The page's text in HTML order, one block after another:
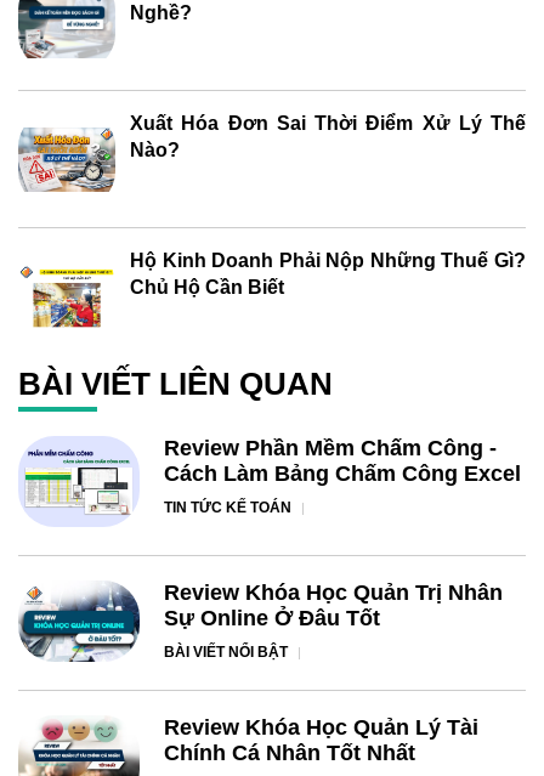
Nghề?
Xuất Hóa Đơn Sai Thời Điểm Xử Lý Thế
Nào?
Hộ Kinh Doanh Phải Nộp Những Thuế Gì?
Chủ Hộ Cần Biết
BÀI VIẾT LIÊN QUAN
Review Phần Mềm Chấm Công -
Cách Làm Bảng Chấm Công Excel
TIN TỨC KẾ TOÁN
Review Khóa Học Quản Trị Nhân
Sự Online Ở Đâu Tốt
BÀI VIẾT NỔI BẬT
Review Khóa Học Quản Lý Tài
Chính Cá Nhân Tốt Nhất